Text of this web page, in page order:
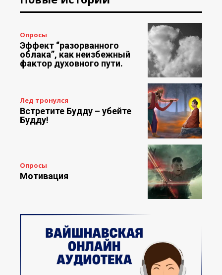
Опросы
Эффект “разорванного
облака”, как неизбежный
фактор духовного пути.
Лед тронулся
Встретите Будду – убейте
Будду!
Опросы
Мотивация